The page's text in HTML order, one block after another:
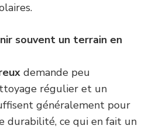
souvent un terrain en
demande peu
régulier et un
généralement pour
durabilité, ce qui en fait un